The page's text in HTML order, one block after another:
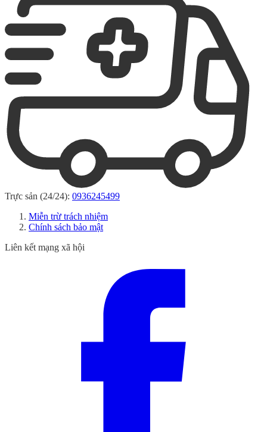
Trực sản (24/24): 0936245499
Miễn trừ trách nhiệm
Chính sách bảo mật
Liên kết mạng xã hội